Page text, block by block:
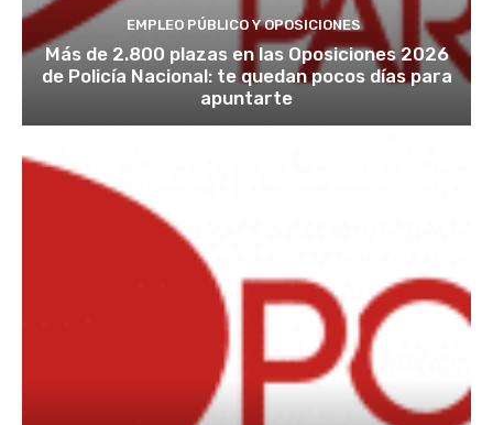
EMPLEO PÚBLICO Y OPOSICIONES
Más de 2.800 plazas en las Oposiciones 2026
de Policía Nacional: te quedan pocos días para
apuntarte